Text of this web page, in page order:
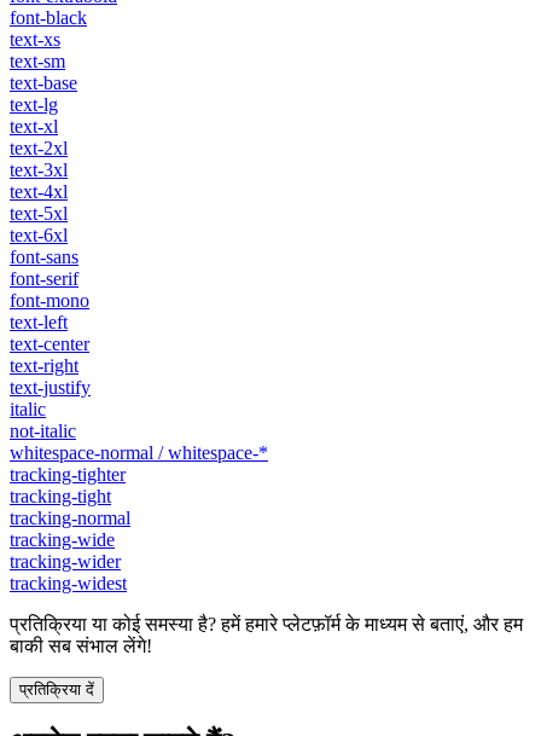
font-black
text-xs
text-sm
text-base
text-lg
text-xl
text-2xl
text-3xl
text-4xl
text-5xl
text-6xl
font-sans
font-serif
font-mono
text-left
text-center
text-right
text-justify
italic
not-italic
whitespace-normal / whitespace-*
tracking-tighter
tracking-tight
tracking-normal
tracking-wide
tracking-wider
tracking-widest
प्रतिक्रिया या कोई समस्या है? हमें हमारे प्लेटफ़ॉर्म के माध्यम से बताएं, और हम
बाकी सब संभाल लेंगे!
प्रतिक्रिया दें